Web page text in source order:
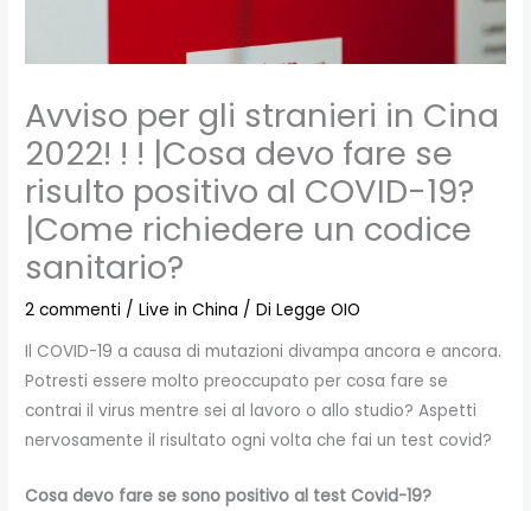
Avviso per gli stranieri in Cina
2022! ! ! |Cosa devo fare se
risulto positivo al COVID-19?
|Come richiedere un codice
sanitario?
2 commenti /Live in China / DiLegge OIO
Il COVID-19 a causa di mutazioni divampa ancora e ancora.
Potresti essere molto preoccupato per cosa fare se
contrai il virus mentre sei al lavoro o allo studio? Aspetti
nervosamente il risultato ogni volta che fai un test covid?
Cosa devo fare se sono positivo al test Covid-19?